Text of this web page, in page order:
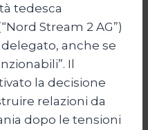
tedesca
Stream 2 AG”)
anche se
Il
la decisione
relazioni da
dopo le tensioni